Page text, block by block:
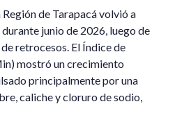
de Tarapacá volvió a
junio de 2026, luego de
retrocesos. El Índice de
mostró un crecimiento
principalmente por una
caliche y cloruro de sodio,